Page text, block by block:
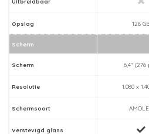
Opslag 128 GB
Scherm
Scherm 6,4" (276
Resolutie 1.080 x
Schermsoort
Verstevigd glass